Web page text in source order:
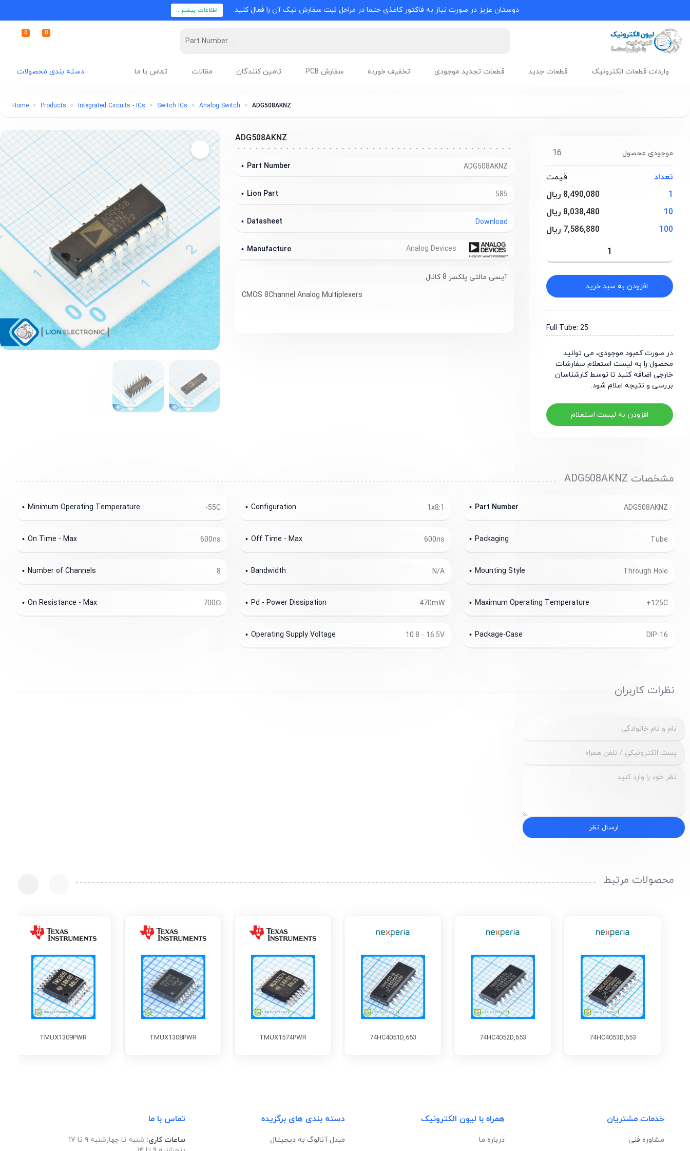
دوستان عزیز در صورت نیاز به فاکتور کاغذی حتما در مراحل ثبت سفارش تیک آن را فعال کنید. اطلاعات بیشتر...
0 0
دسته بندی محصولات واردات قطعات الکترونیک قطعات جدید قطعات تجدید موجودی تخفیف خورده سفارش PCB تامین کنندگان مقالات تماس با ما
Home Products Integrated Circuits - ICs Switch ICs Analog Switch ADG508AKNZ
16 موجودی محصول
تعداد
قیمت
1
8,490,080 ریال
10
8,038,480 ریال
100
7,586,880 ریال
افزودن به سبد خرید
Full Tube: 25
در صورت کمبود موجودی، می توانید
محصول را به لیست استعلام سفارشات
خارجی اضافه کنید تا توسط کارشناسان
بررسی و نتیجه اعلام شود.
افزودن به لیست استعلام
ADG508AKNZ
ADG508AKNZ
Part Number
585
Lion Part
Download
Datasheet
Manufacture
آیسی مالتی پلکسر 8 کانال
CMOS 8Channel Analog Multiplexers
مشخصات ADG508AKNZ
ADG508AKNZ
Part Number
1x8:1
Configuration
-55C
Minimum Operating Temperature
Tube
Packaging
600ns
Off Time - Max
600ns
On Time - Max
Through Hole
Mounting Style
N/A
Bandwidth
8
Number of Channels
+125C
Maximum Operating Temperature
470mW
Pd - Power Dissipation
700Ω
On Resistance - Max
DIP-16
Package-Case
10.8 - 16.5V
Operating Supply Voltage
نظرات کاربران
ارسال نظر
محصولات مرتبط
74HC4053D,653
74HC4052D,653
74HC4051D,653
TMUX1574PWR
TMUX1308PWR
TMUX1309PWR
خدمات مشتریان
مشاوره فنی
همراه با لیون الکترونیک
درباره ما
دسته بندی های برگزیده
مبدل آنالوگ به دیجیتال
تماس با ما
ساعات کاری: شنبه تا چهارشنبه ۹ تا ۱۷